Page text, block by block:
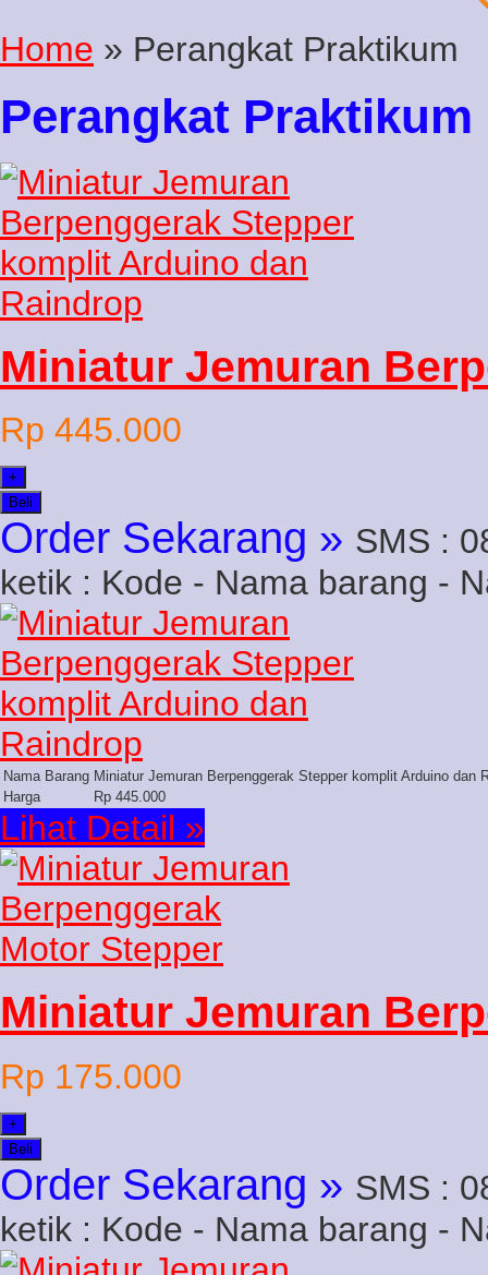
Home » Perangkat Praktikum
Perangkat Praktikum
Miniatur Jemuran
Rp 445.000
+
Beli
Order Sekarang » SMS :
ketik : Kode - Nama barang -
Nama Barang Miniatur Jemuran Berpenggerak Stepper komplit Arduino dan
Harga
Rp 445.000
Lihat Detail »
Miniatur Jemuran
Rp 175.000
+
Beli
Order Sekarang » SMS :
ketik : Kode - Nama barang -